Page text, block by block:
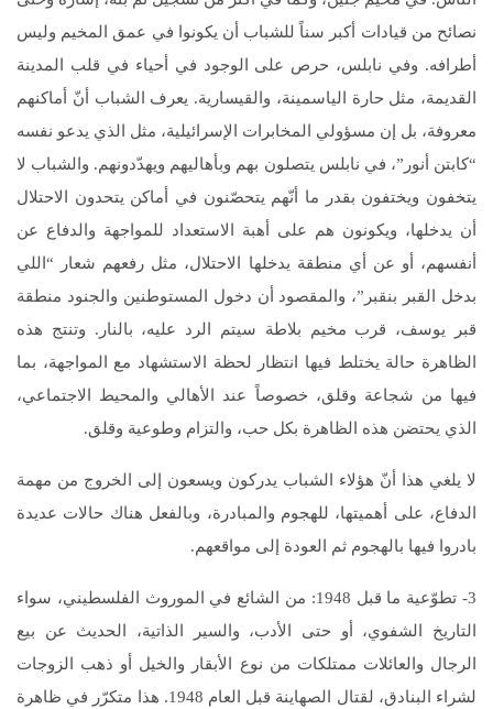
نصائح من قيادات أكبر سناً للشباب أن يكونوا في عمق المخيم وليس
أطرافه. وفي نابلس، حرص على الوجود في أحياء في قلب المدينة
القديمة، مثل حارة الياسمينة، والقيسارية. يعرف الشباب أنّ أماكنهم
معروفة، بل إن مسؤولي المخابرات الإسرائيلية، مثل الذي يدعو نفسه
“كابتن أنور”، في نابلس يتصلون بهم وبأهاليهم ويهدّدونهم. والشباب لا
يتخفون ويختفون بقدر ما أنّهم يتحصّنون في أماكن يتحدون الاحتلال
أن يدخلها، ويكونون هم على أهبة الاستعداد للمواجهة والدفاع عن
أنفسهم، أو عن أي منطقة يدخلها الاحتلال، مثل رفعهم شعار “اللي
بدخل القبر بنقبر”، والمقصود أن دخول المستوطنين والجنود منطقة
قبر يوسف، قرب مخيم بلاطة سيتم الرد عليه، بالنار. وتنتج هذه
الظاهرة حالة يختلط فيها انتظار لحظة الاستشهاد مع المواجهة، بما
فيها من شجاعة وقلق، خصوصاً عند الأهالي والمحيط الاجتماعي،
الذي يحتضن هذه الظاهرة بكل حب، والتزام وطوعية وقلق.
لا يلغي هذا أنّ هؤلاء الشباب يدركون ويسعون إلى الخروج من مهمة
الدفاع، على أهميتها، للهجوم والمبادرة، وبالفعل هناك حالات عديدة
بادروا فيها بالهجوم ثم العودة إلى مواقعهم.
3- تطوّعية ما قبل 1948: من الشائع في الموروث الفلسطيني، سواء
التاريخ الشفوي، أو حتى الأدب، والسير الذاتية، الحديث عن بيع
الرجال والعائلات ممتلكات من نوع الأبقار والخيل أو ذهب الزوجات
لشراء البنادق، لقتال الصهاينة قبل العام 1948. هذا متكرّر في ظاهرة